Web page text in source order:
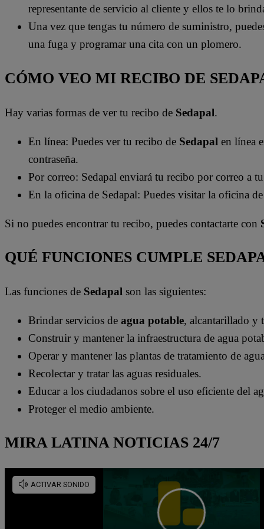
representante de servicio al cliente y ellos te lo
Una vez que tengas tu número de suministro,
una fuga y programar una cita con un plomero.
CÓMO VEO MI RECIBO DE
Hay varias formas de ver tu recibo de Sedapal.
En línea: Puedes ver tu recibo de Sedapal en línea
contraseña.
Por correo: Sedapal enviará tu recibo por correo a
En la oficina de Sedapal: Puedes visitar la oficina
Si no puedes encontrar tu recibo, puedes contactarte con
QUÉ FUNCIONES CUMPLE
Las funciones de Sedapal son las siguientes:
Brindar servicios de agua potable, alcantarillado y
Construir y mantener la infraestructura de agua
Operar y mantener las plantas de tratamiento de
Recolectar y tratar las aguas residuales.
Educar a los ciudadanos sobre el uso eficiente del
Proteger el medio ambiente.
MIRA LATINA NOTICIAS 24/7